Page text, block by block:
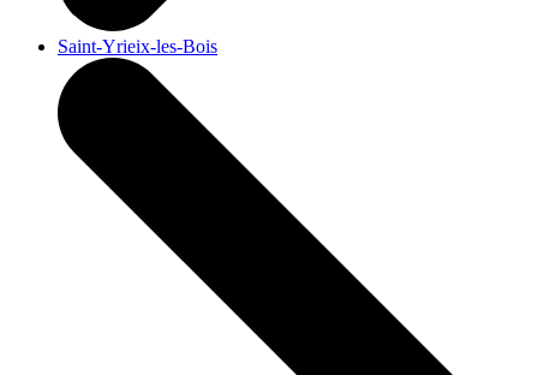
Saint-Yrieix-les-Bois